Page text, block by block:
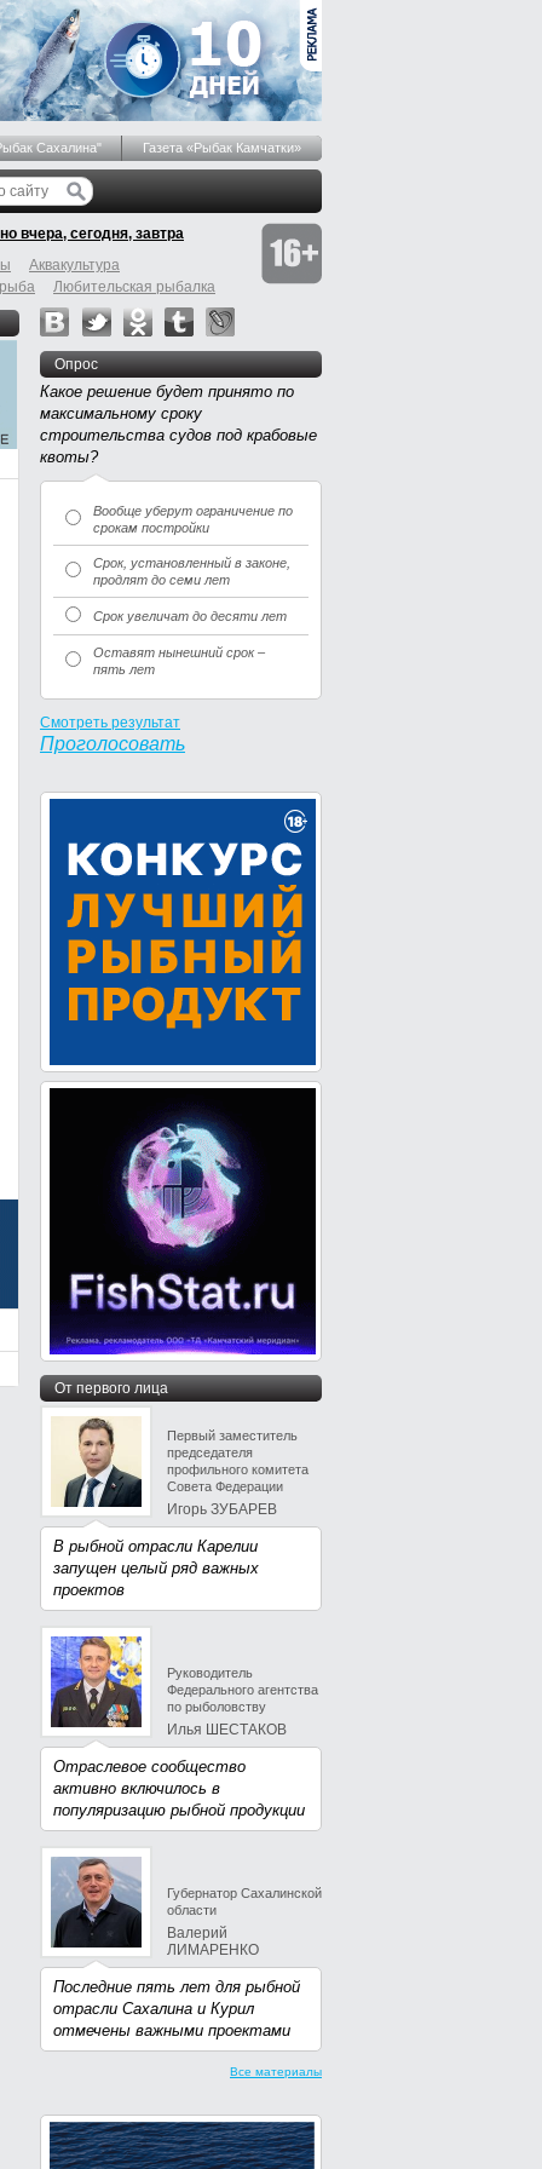
Сахалина" Газета «Рыбак Камчатки»
вчера, сегодня, завтра
Аквакультура
Любительская рыбалка
Опрос
Какое решение будет принято по
максимальному сроку
строительства судов под крабовые
квоты?
Вообще уберут ограничение по
срокам постройки
Срок, установленный в законе,
продлят до семи лет
Срок увеличат до десяти лет
Оставят нынешний срок –
пять лет
Смотреть результат
Проголосовать
От первого лица
Первый заместитель
председателя
профильного комитета
Совета Федерации
Игорь ЗУБАРЕВ
В рыбной отрасли Карелии
запущен целый ряд важных
проектов
Руководитель
Федерального агентства
по рыболовству
Илья ШЕСТАКОВ
Отраслевое сообщество
активно включилось в
популяризацию рыбной продукции
Губернатор Сахалинской
области
Валерий
ЛИМАРЕНКО
Последние пять лет для рыбной
отрасли Сахалина и Курил
отмечены важными проектами
Все материалы